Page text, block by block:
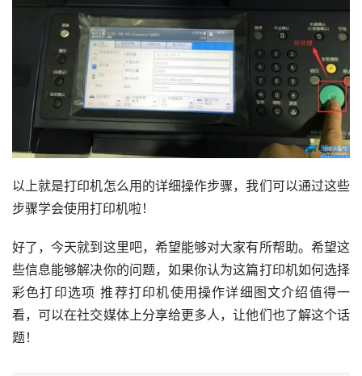
以上就是打印机怎么用的详细操作步骤，我们可以通过这些
步骤学会使用打印机啦！
好了，今天就到这里吧，希望能够对大家有所帮助。希望这
些信息能够解决你的问题，如果你认为这篇打印机如何选择
彩色打印选项 推荐打印机使用操作详细图文介绍值得一
看，可以在社交媒体上分享给更多人，让他们也了解这个话
题！